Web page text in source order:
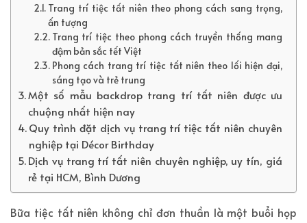
Trang trí tiệc tất niên theo phong cách sang trọng,
ấn tượng
Trang trí tiệc theo phong cách truyền thống mang
đậm bản sắc tết Việt
Phong cách trang trí tiệc tất niên theo lối hiện đại,
sáng tạo và trẻ trung
Một số mẫu backdrop trang trí tất niên được ưu
chuộng nhất hiện nay
Quy trình đặt dịch vụ trang trí tiệc tất niên chuyên
nghiệp tại Décor Birthday
Dịch vụ trang trí tất niên chuyên nghiệp, uy tín, giá
rẻ tại HCM, Bình Dương
Bữa tiệc tất niên không chỉ đơn thuần là một buổi họp